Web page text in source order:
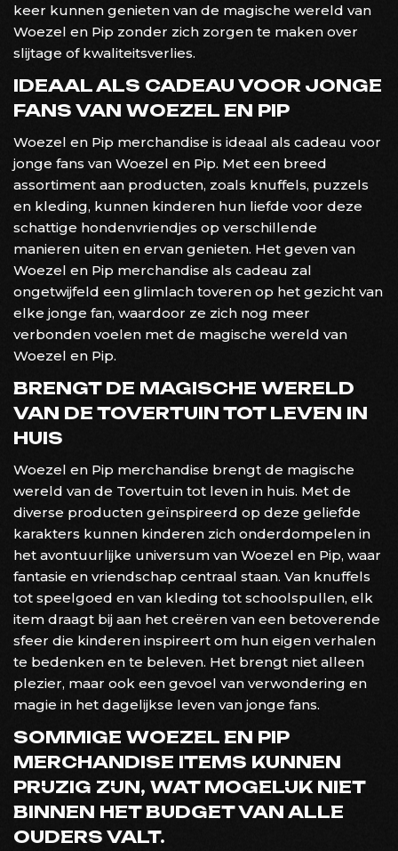
keer kunnen genieten van de magische wereld van
Woezel en Pip zonder zich zorgen te maken over
slijtage of kwaliteitsverlies.
IDEAAL ALS CADEAU VOOR JONGE
FANS VAN WOEZEL EN PIP
Woezel en Pip merchandise is ideaal als cadeau voor
jonge fans van Woezel en Pip. Met een breed
assortiment aan producten, zoals knuffels, puzzels
en kleding, kunnen kinderen hun liefde voor deze
schattige hondenvriendjes op verschillende
manieren uiten en ervan genieten. Het geven van
Woezel en Pip merchandise als cadeau zal
ongetwijfeld een glimlach toveren op het gezicht van
elke jonge fan, waardoor ze zich nog meer
verbonden voelen met de magische wereld van
Woezel en Pip.
BRENGT DE MAGISCHE WERELD
VAN DE TOVERTUIN TOT LEVEN IN
HUIS
Woezel en Pip merchandise brengt de magische
wereld van de Tovertuin tot leven in huis. Met de
diverse producten geïnspireerd op deze geliefde
karakters kunnen kinderen zich onderdompelen in
het avontuurlijke universum van Woezel en Pip, waar
fantasie en vriendschap centraal staan. Van knuffels
tot speelgoed en van kleding tot schoolspullen, elk
item draagt bij aan het creëren van een betoverende
sfeer die kinderen inspireert om hun eigen verhalen
te bedenken en te beleven. Het brengt niet alleen
plezier, maar ook een gevoel van verwondering en
magie in het dagelijkse leven van jonge fans.
SOMMIGE WOEZEL EN PIP
MERCHANDISE ITEMS KUNNEN
PRIJZIG ZIJN, WAT MOGELIJK NIET
BINNEN HET BUDGET VAN ALLE
OUDERS VALT.